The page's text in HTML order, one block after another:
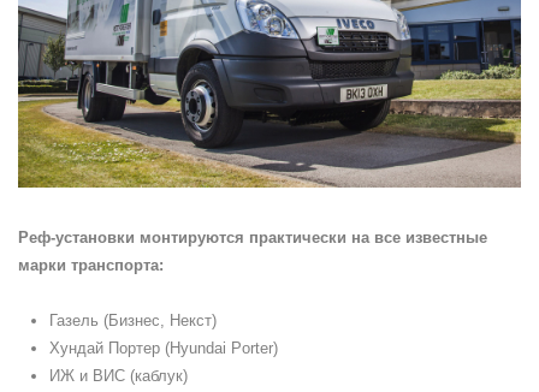
Реф-установки монтируются практически на все известные
марки транспорта:
Газель (Бизнес, Некст)
Хундай Портер (Hyundai Porter)
ИЖ и ВИС (каблук)